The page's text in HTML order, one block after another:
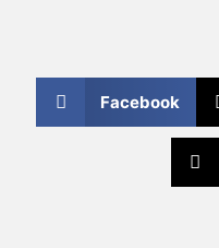
Facebook